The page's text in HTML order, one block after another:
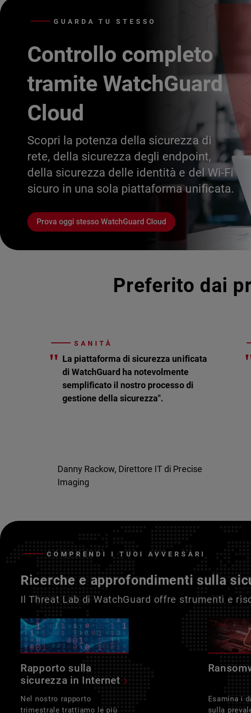
GUARDA TU STESSO
Controllo completo
tramite WatchGuard
Cloud
Scopri la potenza della sicurezza di
rete, della sicurezza degli endpoint,
della sicurezza delle identità e del Wi-Fi
sicuro in una sola piattaforma unificata.
Prova oggi stesso WatchGuard Cloud
Preferito dai
SANITÀ
" La piattaforma di sicurezza unificata
di WatchGuard ha notevolmente
semplificato il nostro processo di
gestione della sicurezza".
Danny Rackow, Direttore IT di Precise
Imaging
COMPRENDI I TUOI AVVERSARI
Ricerche e approfondimenti sulla
Il Threat Lab di WatchGuard offre strumenti e
Rapporto sulla
sicurezza in Internet
Nel nostro rapporto
trimestrale trattiamo le più
Esamina i
sulla